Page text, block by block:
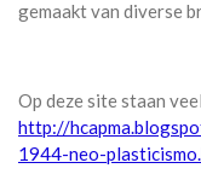
gemaakt van diverse
Op deze site staan
http://
1944-neo-